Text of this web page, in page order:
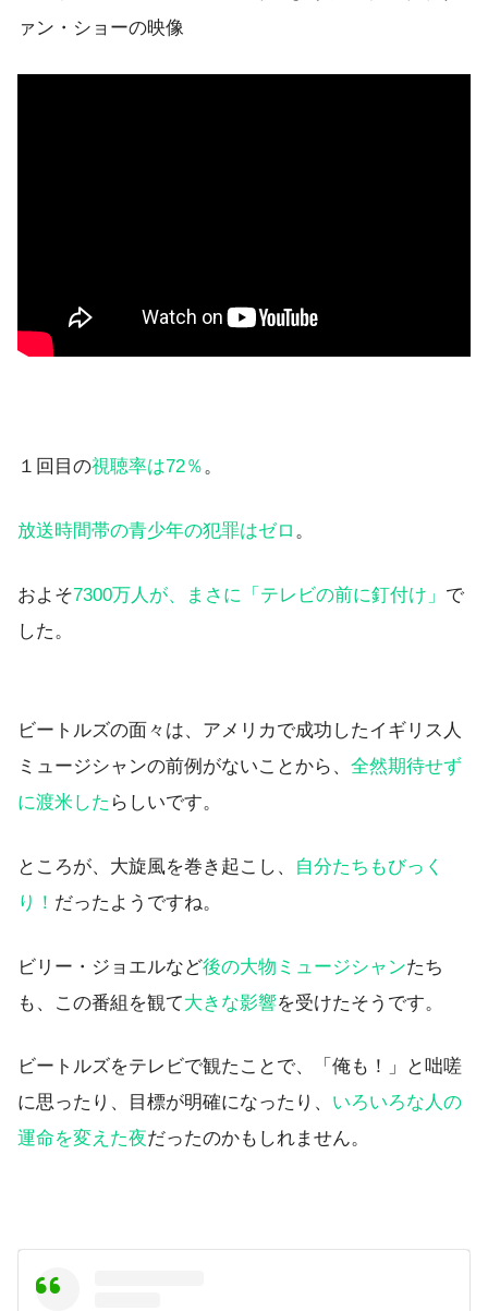
ァン・ショーの映像
１回目の視聴率は72％。
放送時間帯の青少年の犯罪はゼロ 。
およそ7300万人が、まさに「テレビの前に釘付け」 で
した。
ビートルズの面々は、アメリカで成功したイギリス人
ミュージシャンの前例がないことから、 全然期待せず
に渡米した らしいです。
ところが、大旋風を巻き起こし、
自分たちもびっく
り！ だったようですね。
ビリー・ジョエルなど後の大物ミュージシャンたち
も、この番組を観て大きな影響を受けたそうです。
ビートルズをテレビで観たことで、「俺も！」と咄嗟
に思ったり、目標が明確になったり、 いろいろな人の
運命を変えた夜だったのかもしれません。